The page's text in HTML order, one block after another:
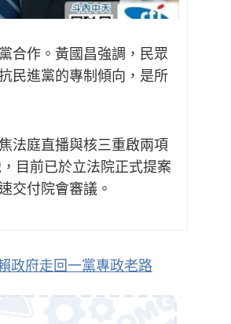
合作。黃國昌強調，民眾
民進黨的專制傾向，是所
法庭直播與核三重啟兩項
目前已於立法院正式提案
交付院會審議。
政府走回一黨專政老路